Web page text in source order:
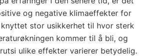
og negative klimaeffekter for
stor usikkerhet til hvor sterk
kommer til å bli, og
ulike effekter varierer betydelig.